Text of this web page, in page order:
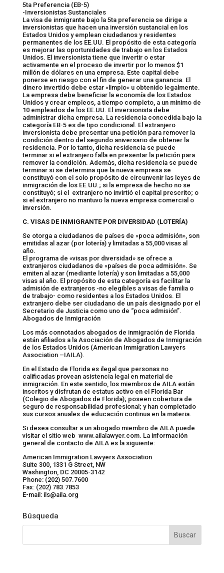
5ta Preferencia (EB-5)
-Inversionistas Sustanciales
La visa de inmigrante bajo la 5ta preferencia se dirige a
inversionistas que hacen una inversión sustancial en los
Estados Unidos y emplean ciudadanos y residentes
permanentes de los EE.UU. El propósito de esta categoría
es mejorar las oportunidades de trabajo en los Estados
Unidos. El inversionista tiene que invertir o estar
activamente en el proceso de invertir por lo menos $1
millón de dólares en una empresa. Este capital debe
ponerse en riesgo con el fin de generar una ganancia. El
dinero invertido debe estar «limpio» u obtenido legalmente.
La empresa debe beneficiar la economía de los Estados
Unidos y crear empleos, a tiempo completo, a un mínimo de
10 empleados de los EE.UU. El inversionista debe
administrar dicha empresa. La residencia concedida bajo la
categoría EB-5 es de tipo condicional. El extranjero
inversionista debe presentar una petición para remover la
condición dentro del segundo aniversario de obtener la
residencia. Por lo tanto, dicha residencia se puede
terminar si el extranjero falla en presentar la petición para
remover la condición. Además, dicha residencia se puede
terminar si se determina que la nueva empresa se
constituyó con el solo propósito de circunvenir las leyes de
inmigración de los EE.UU.; si la empresa de hecho no se
constituyó; si el extranjero no invirtió el capital prescrito; o
si el extranjero no mantuvo la nueva empresa comercial o
inversión.
C. VISAS DE INMIGRANTE POR DIVERSIDAD (LOTERÍA)
Se otorga a ciudadanos de países de «poca admisión», son
emitidas al azar (por lotería) y limitadas a 55,000 visas al
año.
El programa de «visas por diversidad» se ofrece a
extranjeros ciudadanos de «países de poca admisión». Se
emiten al azar (mediante lotería) y son limitadas a 55,000
visas al año. El propósito de esta categoría es facilitar la
admisión de extranjeros -no elegibles a visas de familia o
de trabajo- como residentes a los Estados Unidos. El
extranjero debe ser ciudadano de un país designado por el
Secretario de Justicia como uno de “poca admisión”.
Abogados de Inmigración
Los más connotados abogados de inmigración de Florida
están afiliados a la Asociación de Abogados de Inmigración
de los Estados Unidos (American Immigration Lawyers
Association –IAILA).
En el Estado de Florida es ilegal que personas no
calificadas provean asistencia legal en material de
inmigración. En este sentido, los miembros de AILA están
inscritos y disfrutan de estatus activo en el Florida Bar
(Colegio de Abogados de Florida); poseen cobertura de
seguro de responsabilidad profesional; y han completado
sus cursos anuales de educación continua en la materia.
Si desea consultar a un abogado miembro de AILA puede
visitar el sitio web www.ailalawyer.com. La información
general de contacto de AILA es la siguiente:
American Immigration Lawyers Association
Suite 300, 1331 G Street, NW
Washington, DC 20005-3142
Phone: (202) 507.7600
Fax: (202) 783.7853
E-mail: ils@aila.org
Búsqueda